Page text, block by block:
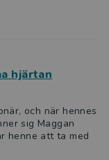
hjärtan
och när hennes
sig Maggan
henne att ta med